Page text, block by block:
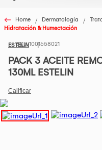
Home Dermatología
Hidratación & Humectación
ESTELIN1001658021
PACK 3 ACEITE
130ML ESTELIN